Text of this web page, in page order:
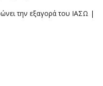
την εξαγορά του ΙΑΣΩ |